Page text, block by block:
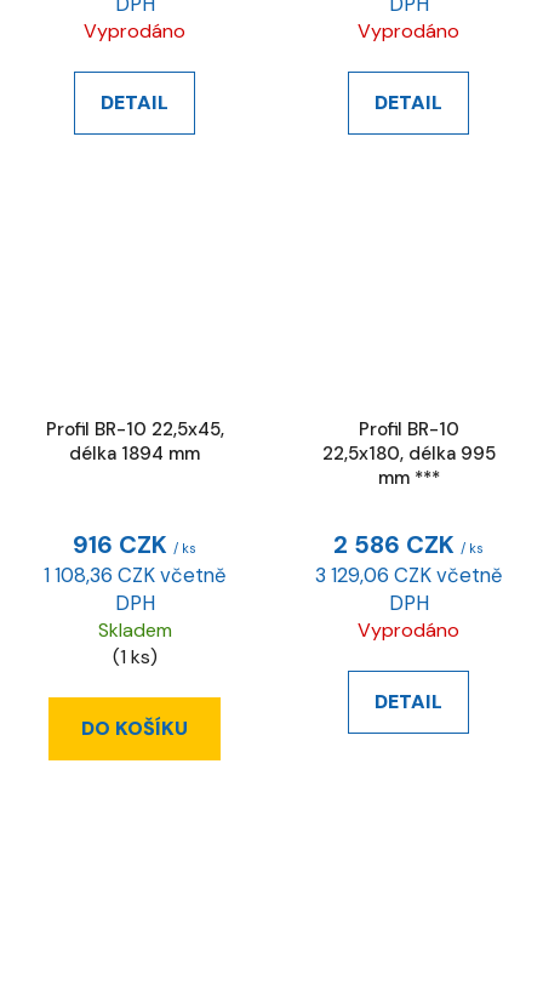
Vyprodáno
DETAIL
Vyprodáno
DETAIL
Profil BR-10 22,5x45,
délka 1894 mm
916 CZK / ks
1 108,36 CZK včetně
DPH
Skladem
(1 ks)
DO KOŠÍKU
Profil BR-10
22,5x180, délka 995
mm ***
2 586 CZK / ks
3 129,06 CZK včetně
DPH
Vyprodáno
DETAIL